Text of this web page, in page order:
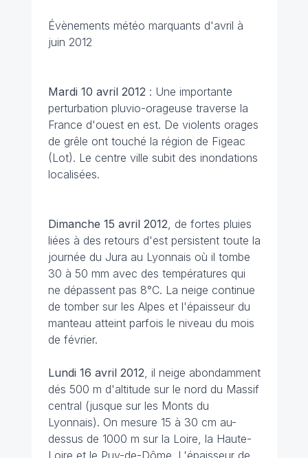
Évènements météo marquants d'avril à
juin 2012
Mardi 10 avril 2012 : Une importante
perturbation pluvio-orageuse traverse la
France d'ouest en est. De violents orages
de grêle ont touché la région de Figeac
(Lot). Le centre ville subit des inondations
localisées.
Dimanche 15 avril 2012, de fortes pluies
liées à des retours d'est persistent toute la
journée du Jura au Lyonnais où il tombe
30 à 50 mm avec des températures qui
ne dépassent pas 8°C. La neige continue
de tomber sur les Alpes et l'épaisseur du
manteau atteint parfois le niveau du mois
de février.
Lundi 16 avril 2012, il neige abondamment
dés 500 m d'altitude sur le nord du Massif
central (jusque sur les Monts du
Lyonnais). On mesure 15 à 30 cm au-
dessus de 1000 m sur la Loire, la Haute-
Loire et le Puy-de-Dôme. L'épaisseur de